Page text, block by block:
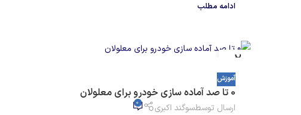
ادامه مطلب
02
آگوست
آموزش
0 تا صد آماده سازی خودرو برای معلولان
ارسال توسطسوگند اکبری 0